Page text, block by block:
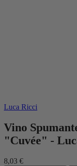
Luca Ricci
Vino
"Cuvée" -
8,03 €